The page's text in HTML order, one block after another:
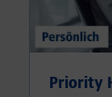
Priority